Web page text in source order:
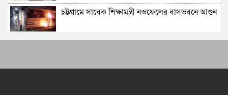
বিবিসি বাংলার প্রতিবেদন; মেসির সাথে প্রতারণা,
চট্টগ্রামে সাবেক শিক্ষামন্ত্রী নওফেলের বাসভবনে আগুন
বাংলাদেশ-পাকিস্তানসহ ১৩ দেশের জোট, কমান্ডার